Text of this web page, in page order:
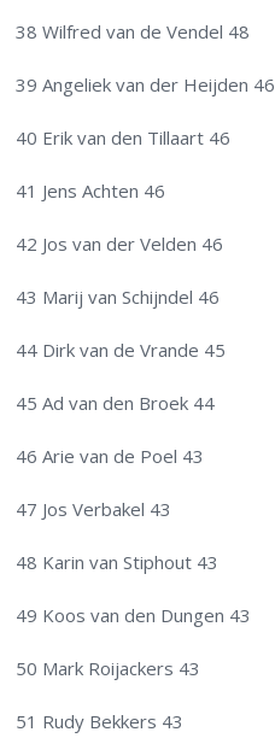
38 Wilfred van de Vendel 48
39 Angeliek van der Heijden 46
40 Erik van den Tillaart 46
41 Jens Achten 46
42 Jos van der Velden 46
43 Marij van Schijndel 46
44 Dirk van de Vrande 45
45 Ad van den Broek 44
46 Arie van de Poel 43
47 Jos Verbakel 43
48 Karin van Stiphout 43
49 Koos van den Dungen 43
50 Mark Roijackers 43
51 Rudy Bekkers 43